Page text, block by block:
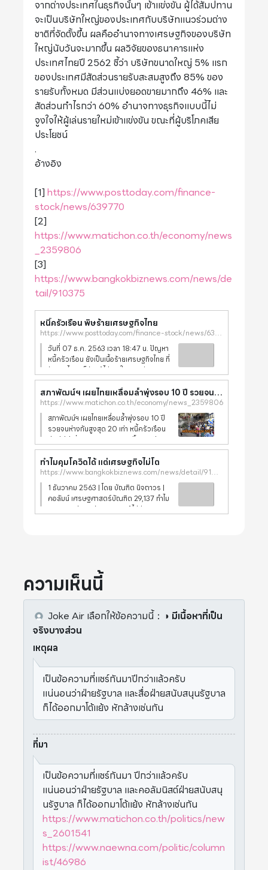
จากต่างประเทศในธุรกิจนั้นๆ เข้าแข่งขัน ผู้ได้สัมปทาน
จะเป็นบริษัทใหญ่ของประเทศกับบริษัทแนวร่วมต่าง
ชาติที่จัดตั้งขึ้น ผลคืออำนาจทางเศรษฐกิจของบริษัท
ใหญ่นับวันจะมากขึ้น ผลวิจัยของธนาคารแห่ง
ประเทศไทยปี 2562 ชี้ว่า บริษัทขนาดใหญ่ 5% แรก
ของประเทศมีสัดส่วนรายรับสะสมสูงถึง 85% ของ
รายรับทั้งหมด มีส่วนแบ่งยอดขายมากถึง 46% และ
สัดส่วนกำไรกว่า 60% อำนาจทางธุรกิจแบบนี้ไม่
จูงใจให้ผู้เล่นรายใหม่เข้าแข่งขัน ขณะที่ผู้บริโภคเสีย
ประโยชน์
.
อ้างอิง
[1] https://www.posttoday.com/finance-
stock/news/639770
[2]
https://www.matichon.co.th/economy/news
_2359806
[3]
https://www.bangkokbiznews.com/news/de
tail/910375
หนี้ครัวเรือน พิษร้ายเศรษฐกิจไทย
https://www.posttoday.com/finance-stock/news/639770
วันที่ 07 ธ.ค. 2563 เวลา 18:47 น. ปัญหา
หนี้ครัวเรือน ยังเป็นเนื้อร้ายเศรษฐกิจไทย ที่
รัฐบาลไหนๆ ก็ยังแก้ไม่ตก ในภาวะปกติ
ปัญหา
สภาพัฒน์ฯ เผยไทยเหลื่อมล้ำพุ่งรอบ 10 ปี รวยจนห่างกันสูงสุด 20 เท่า หนี้ครัวเรือนต่อจีดีพีเพิ่มทะลุ 80 เปอร์เซ็นต์
https://www.matichon.co.th/economy/news_2359806
สภาพัฒน์ฯ เผยไทยเหลื่อมล้ำพุ่งรอบ 10 ปี
รวยจนห่างกันสูงสุด 20 เท่า หนี้ครัวเรือน
ต่อจีดีพีเพิ่มทะลุ 80% คนจนมีโอกาสเรียน
ป.ตรีแค่ 3% เมื่อวันที่ 22 กันยายน กรณีการ
ระบาดของไวรัสโควิด-19 ยังมีผลกระทบต่อ
ภ
ทำไมคุมโควิดได้ แต่เศรษฐกิจไม่โต
https://www.bangkokbiznews.com/news/detail/910375
1 ธันวาคม 2563 | โดย บัณฑิต นิจถาวร |
คอลัมน์ เศรษฐศาสตร์บัณฑิต 29,137 ทำไม
เศรษฐกิจยังหดตัวรุนแรง แม้ไม่มีการ
ความเห็นนี้
Joke Air เลือกให้ข้อความนี้： ◑ มีเนื้อหาที่เป็น
จริงบางส่วน
เหตุผล
เป็นข้อความที่แชร์กันมาปีกว่าแล้วครับ
แน่นอนว่าฝ่ายรัฐบาล และสื่อฝ่ายสนับสนุนรัฐบาล
ก็ได้ออกมาโต้แย้ง หักล้างเช่นกัน
ที่มา
เป็นข้อความที่แชร์กันมา ปีกว่าแล้วครับ
แน่นอนว่าฝ่ายรัฐบาล และคอลัมนิสต์ฝ่ายสนับสนุ
นรัฐบาล ก็ได้ออกมาโต้แย้ง หักล้างเช่นกัน
https://www.matichon.co.th/politics/new
s_2601541
https://www.naewna.com/politic/column
ist/46986